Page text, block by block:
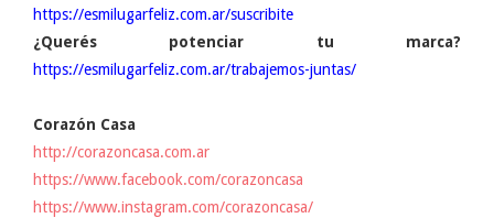
https://esmilugarfeliz.com.ar/suscribite
¿Querés potenciar tu marca?
https://esmilugarfeliz.com.ar/trabajemos-juntas/
Corazón Casa
http://corazoncasa.com.ar
https://www.facebook.com/corazoncasa
https://www.instagram.com/corazoncasa/